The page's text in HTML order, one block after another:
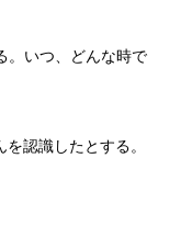
。いつ、どんな時で
認識したとする。